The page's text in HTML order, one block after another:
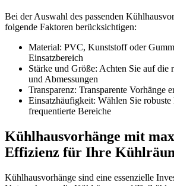
Bei der Auswahl des passenden
folgende Faktoren berücksichtigen:
Material: PVC, Kunststoff oder
Einsatzbereich
Stärke und Größe: Achten Sie auf die
und Abmessungen
Transparenz: Transparente Vorhänge
Einsatzhäufigkeit: Wählen Sie
frequentierte Bereiche
Kühlhausvorhänge mit
Effizienz für Ihre
Kühlhausvorhänge sind eine essenzielle